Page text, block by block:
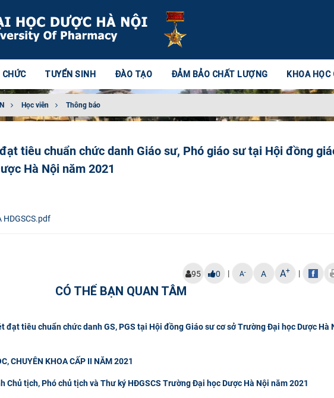
CHỨC TUYỂN SINH ĐÀO TẠO ĐẢM BẢO CHẤT LƯỢNG KHOA HỌC
Học viên Thông báo
tiêu chuẩn chức danh Giáo sư, Phó giáo sư tại Hội đồng
Hà Nội năm 2021
HDGSCS.pdf
95 0 | A- A A+ |
CÓ THỂ BẠN QUAN TÂM
đạt tiêu chuẩn chức danh GS, PGS tại Hội đồng Giáo sư cơ sở Trường Đại học Dược Hà
CHUYÊN KHOA CẤP II NĂM 2021
Chủ tịch, Phó chủ tịch và Thư ký HĐGSCS Trường Đại học Dược Hà Nội năm 2021